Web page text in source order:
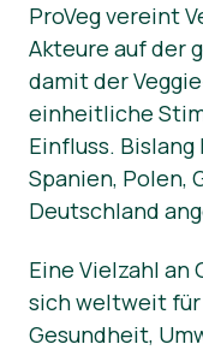
ProVeg vereint
Akteure auf der
damit der
einheitliche
Einfluss.
Spanien, Polen,
Deutschland
Eine Vielzahl an
sich weltweit
Gesundheit,